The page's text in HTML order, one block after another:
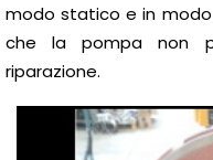
modo statico e in
che la pompa non
riparazione.